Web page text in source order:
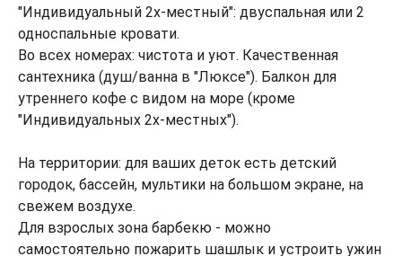
"Индивидуальный 2х-местный": двуспальная или 2
односпальные кровати.
Во всех номерах: чистота и уют. Качественная
сантехника (душ/ванна в "Люксе"). Балкон для
утреннего кофе с видом на море (кроме
"Индивидуальных 2х-местных").
На территории: для ваших деток есть детский
городок, бассейн, мультики на большом экране, на
свежем воздухе.
Для взрослых зона барбекю - можно
самостоятельно пожарить шашлык и устроить ужин